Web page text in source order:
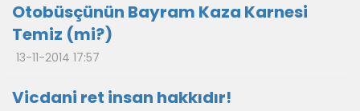
Otobüsçünün Bayram Kaza Karnesi
Temiz (mi?)
13-11-2014 17:57
Vicdani ret insan hakkıdır!